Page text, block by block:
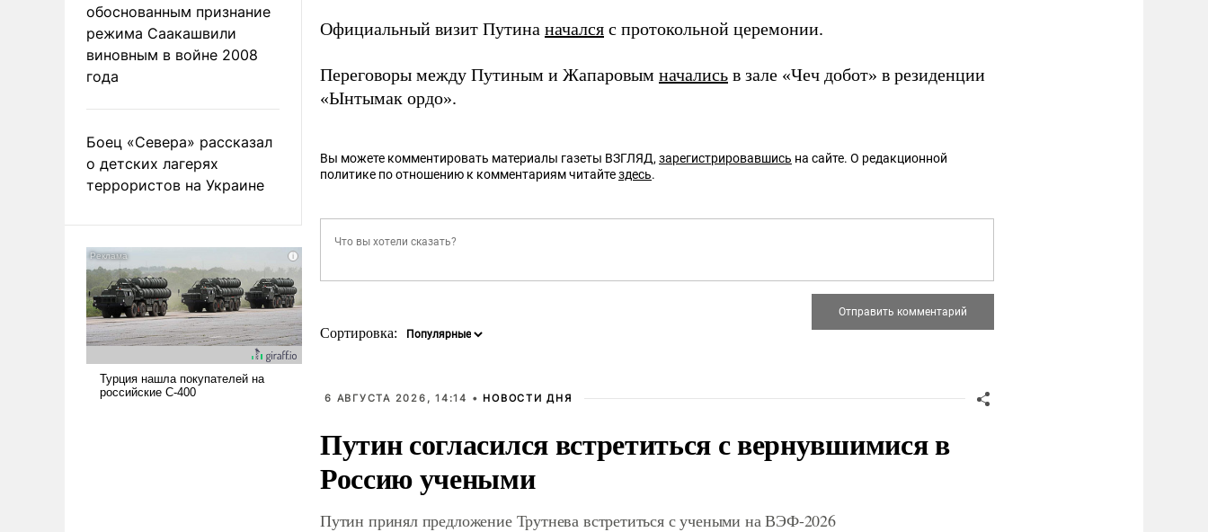
обоснованным признание
режима Саакашвили
виновным в войне 2008
года
Боец «Севера» рассказал
о детских лагерях
террористов на Украине
Официальный визит Путина начался с протокольной церемонии.
Переговоры между Путиным и Жапаровым начались в зале «Чеч добот» в резиденции
«Ынтымак ордо».
Вы можете комментировать материалы газеты ВЗГЛЯД, зарегистрировавшись на сайте. О редакционной
политике по отношению к комментариям читайтездесь.
Сортировка:
6 АВГУСТА 2026, 14:14 • НОВОСТИ ДНЯ
Путин согласился встретиться с вернувшимися в
Россию учеными
Путин принял предложение Трутнева встретиться с учеными на ВЭФ-2026